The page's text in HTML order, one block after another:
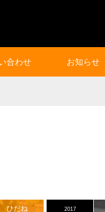
合わせ お知らせ
ひだね 2017